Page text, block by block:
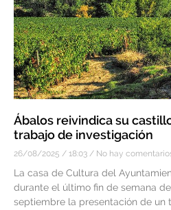
Ábalos reivindica su
trabajo de investigación
26/08/2025 18:03 No hay
La casa de Cultura del
durante el último fin de semana
septiembre la presentación de un